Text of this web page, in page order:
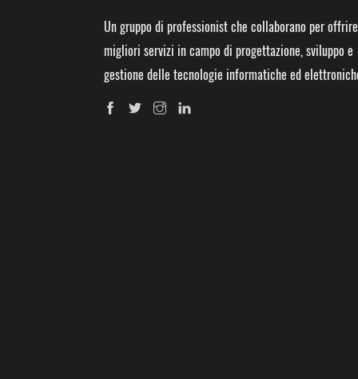
Un gruppo di professionist che collaborano per
migliori servizi in campo di progettazione, sviluppo e
gestione delle tecnologie informatiche ed